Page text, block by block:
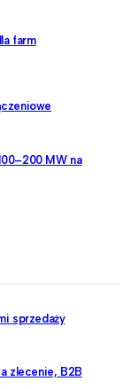
farm
MW na
sprzedaży
zlecenie, B2B